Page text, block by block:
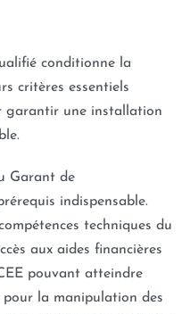
conditionne la
critères essentiels
garantir une installation
Garant de
indispensable.
techniques du
aux aides financières
pouvant atteindre
la manipulation des